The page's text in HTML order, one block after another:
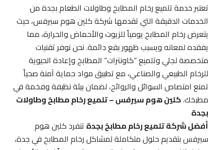
تعتبر خدمة تلميع رخام المطابخ وطاولات الطعام بجدة من
الخدمات الدقيقة التي تقدمها شركة كلين هوم سيرفس، حيث
يتعرض رخام المطابخ يومياً للزيوت والأحماض والحرارة، مما
يفقده لمعانه ويسبب ظهور بقع دائمة. نحن نوفر تقنيات
متخصصة لجلي وتلميع “كاونترات” المطابخ وإعادة الحيوية
للرخام الطبيعي والصناعي، مع تطبيق مواد حماية آمنة صحياً
تمنع امتصاص السوائل والروائح، لضمان بيئة نظيفة وفخمة في
مطبخك.كلين هوم سيرفس – تلميع رخام مطابخ وطاولات
بجدة
أفضل شركة تلميع رخام مطابخ بجدةتنفرد كلين هوم
سيرفس بتقديم حلول متكاملة لمشاكل رخام المطابخ في جدة،